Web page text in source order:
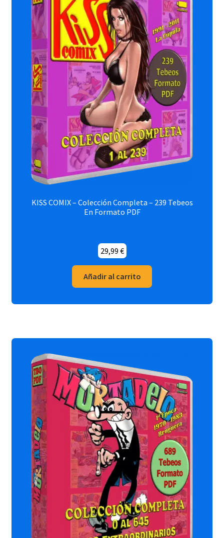
KISS COMIX – Colección Completa – 239 Tebeos
En Formato PDF
29,99 €
Añadir al carrito